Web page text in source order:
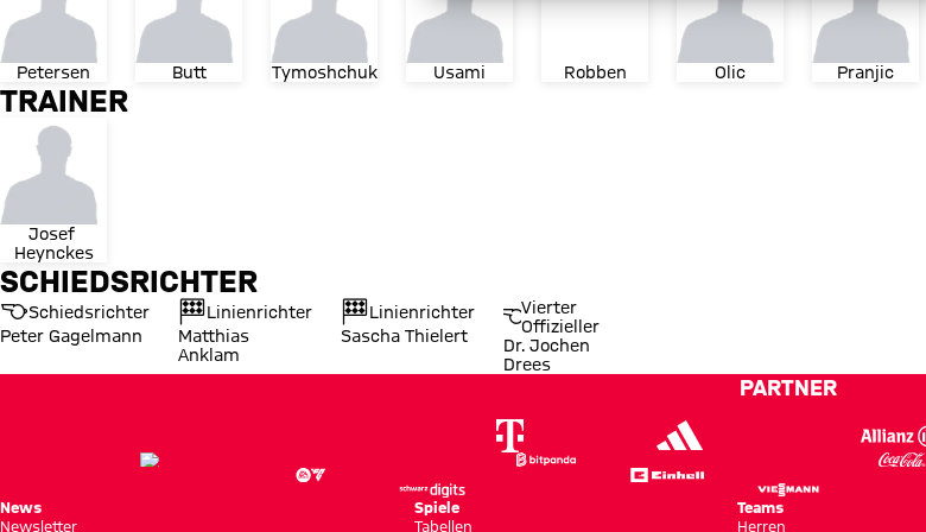
Petersen Butt Tymoshchuk Usami Robben Olic Pranjic
TRAINER
Josef
Heynckes
SCHIEDSRICHTER
Schiedsrichter
Peter Gagelmann
Linienrichter
Matthias
Anklam
Linienrichter
Sascha Thielert
Vierter
Offizieller
Dr. Jochen
Drees
PARTNER
News
Newsletter
Spiele
Tabellen
Teams
Herren